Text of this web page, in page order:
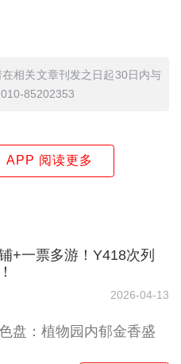
相关文章刊发之日起30日内与
85202353
APP 阅读更多
+一票多游！Y418次列
2026-04-13
盘：植物园内郁金香盛